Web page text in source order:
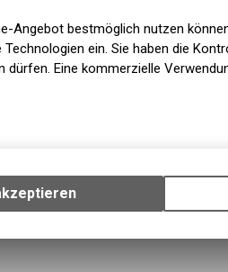
Angebot bestmöglich nutzen
ein. Sie haben die
dürfen. Eine kommerzielle
um die grundlegenden
des Warenkorbs, zu